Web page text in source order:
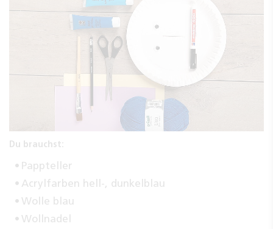
Du brauchst:
Pappteller
Acrylfarben hell-, dunkelblau
Wolle blau
Wollnadel